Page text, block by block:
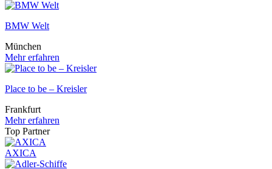
BMW Welt
München
Mehr erfahren
Place to be – Kreisler
Frankfurt
Mehr erfahren
Top Partner
AXICA